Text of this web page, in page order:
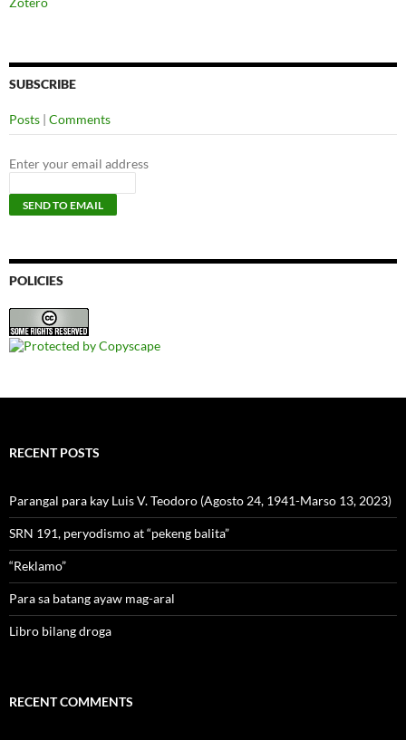
SUBSCRIBE
Posts | Comments
Enter your email address
POLICIES
RECENT POSTS
Parangal para kay Luis V. Teodoro (Agosto 24, 1941-Marso 13, 2023)
SRN 191, peryodismo at “pekeng balita”
“Reklamo”
Para sa batang ayaw mag-aral
Libro bilang droga
RECENT COMMENTS